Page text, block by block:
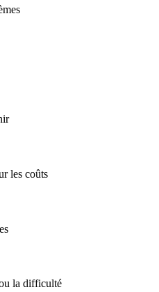
les coûts
la difficulté